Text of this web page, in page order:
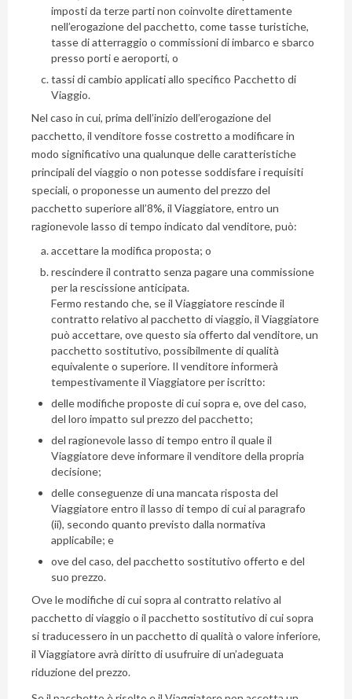
invieremo
gratuitamente
suggerimenti
nessuno
Privacy
Policy
(Rispettiamo
la tua
privacy)
imposti da terze parti non coinvolte direttamente
nell’erogazione del pacchetto, come tasse turistiche,
tasse di atterraggio o commissioni di imbarco e sbarco
presso porti e aeroporti, o
tassi di cambio applicati allo specifico Pacchetto di
Viaggio.
Nel caso in cui, prima dell’inizio dell’erogazione del
pacchetto, il venditore fosse costretto a modificare in
modo significativo una qualunque delle caratteristiche
principali del viaggio o non potesse soddisfare i requisiti
speciali, o proponesse un aumento del prezzo del
pacchetto superiore all’8%, il Viaggiatore, entro un
ragionevole lasso di tempo indicato dal venditore, può:
accettare la modifica proposta; o
rescindere il contratto senza pagare una commissione
per la rescissione anticipata.
Fermo restando che, se il Viaggiatore rescinde il
contratto relativo al pacchetto di viaggio, il Viaggiatore
può accettare, ove questo sia offerto dal venditore, un
pacchetto sostitutivo, possibilmente di qualità
equivalente o superiore. Il venditore informerà
tempestivamente il Viaggiatore per iscritto:
delle modifiche proposte di cui sopra e, ove del caso,
del loro impatto sul prezzo del pacchetto;
del ragionevole lasso di tempo entro il quale il
Viaggiatore deve informare il venditore della propria
decisione;
delle conseguenze di una mancata risposta del
Viaggiatore entro il lasso di tempo di cui al paragrafo
(ii), secondo quanto previsto dalla normativa
applicabile; e
ove del caso, del pacchetto sostitutivo offerto e del
suo prezzo.
Ove le modifiche di cui sopra al contratto relativo al
pacchetto di viaggio o il pacchetto sostitutivo di cui sopra
si traducessero in un pacchetto di qualità o valore inferiore,
il Viaggiatore avrà diritto di usufruire di un’adeguata
riduzione del prezzo.